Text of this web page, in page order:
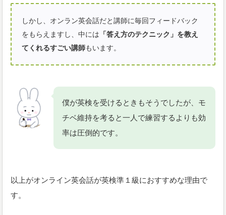
しかし、オンラン英会話だと講師に毎回フィードバック
をもらえますし、中には 「答え方のテクニック」を教え
てくれるすごい講師もいます。
僕が英検を受けるときもそうでしたが、モ
チベ維持を考ると一人で練習するよりも効
率は圧倒的です。
以上がオンライン英会話が英検準１級におすすめな理由で
す。